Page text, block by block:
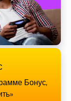
Бонус,